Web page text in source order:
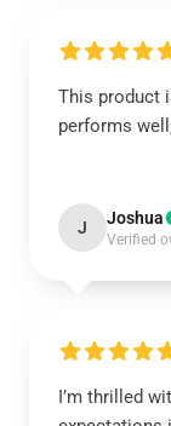
This product
performs
J Joshua
Verified
I’m thrilled